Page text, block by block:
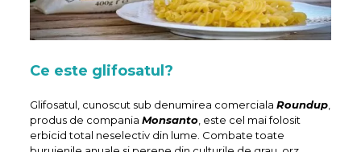
Ce este glifosatul?
Glifosatul, cunoscut sub denumirea comerciala Roundup,
produs de compania Monsanto , este cel mai folosit
erbicid total neselectiv din lume. Combate toate